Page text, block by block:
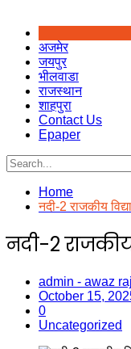
अजमेर
जयपुर
भीलवाडा
राजस्थान
शाहपुरा
Contact Us
Epaper
Home
नदी-2 राजकीय
नदी-2
admin - awaz
October 15,
0
Uncategorized